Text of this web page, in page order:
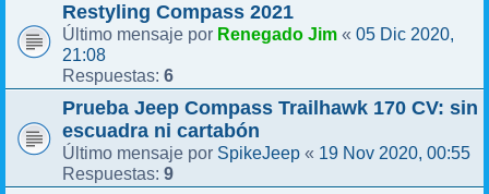
Restyling Compass 2021
Último mensaje por Renegado Jim « 05 Dic 2020,
21:08
Respuestas: 6
Prueba Jeep Compass Trailhawk 170 CV: sin
escuadra ni cartabón
Último mensaje por SpikeJeep « 19 Nov 2020, 00:55
Respuestas: 9